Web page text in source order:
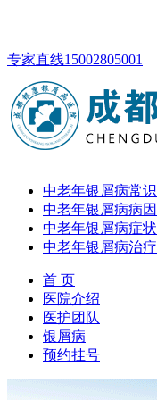
专家直线15002805001
中老年银屑病常识
中老年银屑病病因
中老年银屑病症状
中老年银屑病治疗
首 页
医院介绍
医护团队
银屑病
预约挂号